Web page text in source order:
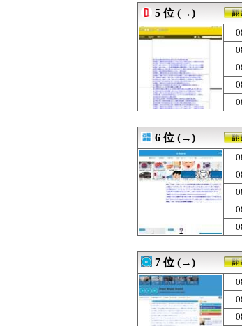
08/09 14:00
08/09 14:00
08/09 13:52
08/09 13:01
08/09 13:00
08/09 13:00
08/09 12:59
08/09 12:35
08/09 12:34
08/09 12:11
08/09 12:10
08/09 12:08
08/09 12:05
08/09 12:04
08/09 12:00
08/09 12:00
08/09 11:49
08/09 11:31
08/09 11:30
08/09 11:22
08/09 11:15
08/09 11:07
5 位 (→)
6 位 (→)
7 位 (→)